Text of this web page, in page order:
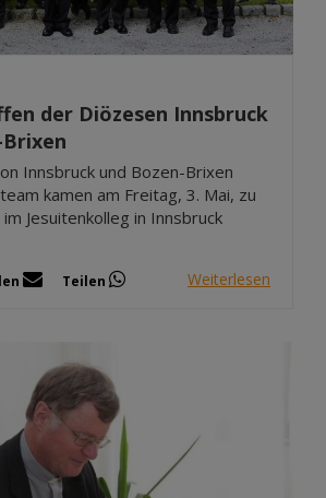
der Diözesen Innsbruck
Innsbruck und Bozen-Brixen
kamen am Freitag, 3. Mai, zu
Jesuitenkolleg in Innsbruck
Teilen Weiterlesen